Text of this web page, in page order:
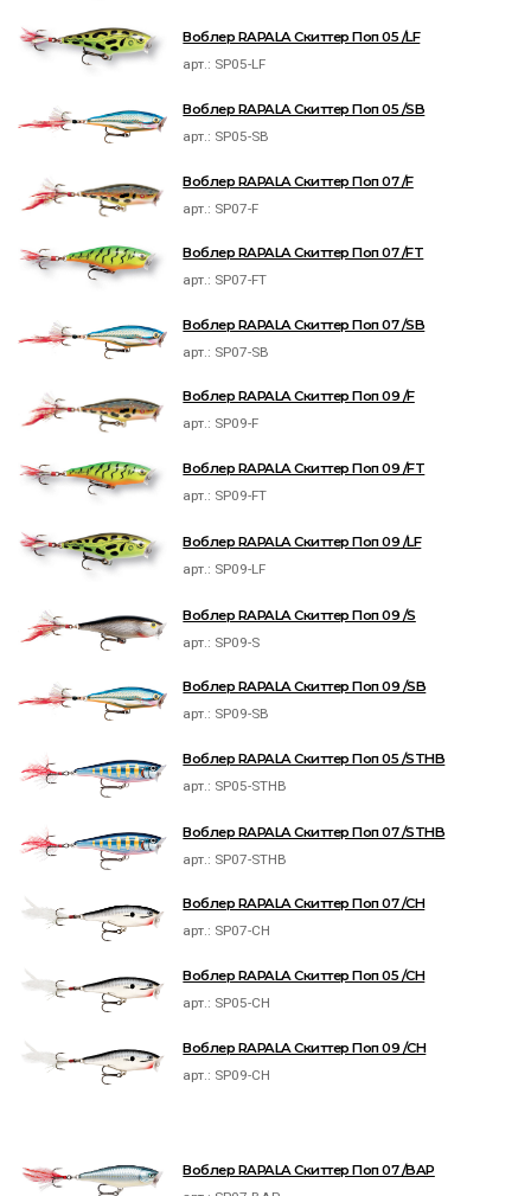
Воблер RAPALA Скиттер Поп 05 /LF
арт.: SP05-LF
Воблер RAPALA Скиттер Поп 05 /SB
арт.: SP05-SB
Воблер RAPALA Скиттер Поп 07 /F
арт.: SP07-F
Воблер RAPALA Скиттер Поп 07 /FT
арт.: SP07-FT
Воблер RAPALA Скиттер Поп 07 /SB
арт.: SP07-SB
Воблер RAPALA Скиттер Поп 09 /F
арт.: SP09-F
Воблер RAPALA Скиттер Поп 09 /FT
арт.: SP09-FT
Воблер RAPALA Скиттер Поп 09 /LF
арт.: SP09-LF
Воблер RAPALA Скиттер Поп 09 /S
арт.: SP09-S
Воблер RAPALA Скиттер Поп 09 /SB
арт.: SP09-SB
Воблер RAPALA Скиттер Поп 05 /STHB
арт.: SP05-STHB
Воблер RAPALA Скиттер Поп 07 /STHB
арт.: SP07-STHB
Воблер RAPALA Скиттер Поп 07 /CH
арт.: SP07-CH
Воблер RAPALA Скиттер Поп 05 /CH
арт.: SP05-CH
Воблер RAPALA Скиттер Поп 09 /CH
арт.: SP09-CH
Воблер RAPALA Скиттер Поп 07 /BAP